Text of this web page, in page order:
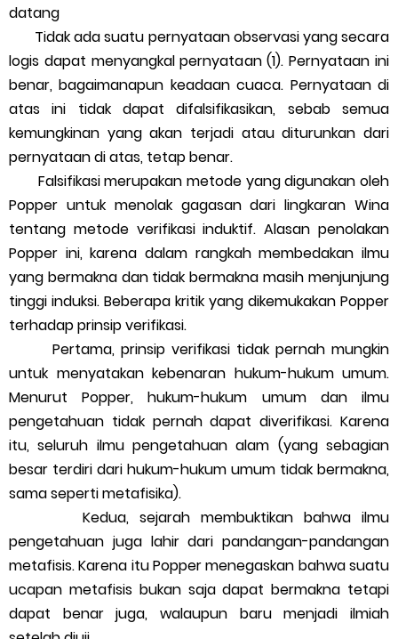
datang
Tidak ada suatu pernyataan observasi yang secara
logis dapat menyangkal pernyataan (1). Pernyataan ini
benar, bagaimanapun keadaan cuaca. Pernyataan di
atas ini tidak dapat difalsifikasikan, sebab semua
kemungkinan yang akan terjadi atau diturunkan dari
pernyataan di atas, tetap benar.
Falsifikasi merupakan metode yang digunakan oleh
Popper untuk menolak gagasan dari lingkaran Wina
tentang metode verifikasi induktif. Alasan penolakan
Popper ini, karena dalam rangkah membedakan ilmu
yang bermakna dan tidak bermakna masih menjunjung
tinggi induksi. Beberapa kritik yang dikemukakan Popper
terhadap prinsip verifikasi.
Pertama, prinsip verifikasi tidak pernah mungkin
untuk menyatakan kebenaran hukum-hukum umum.
Menurut Popper, hukum-hukum umum dan ilmu
pengetahuan tidak pernah dapat diverifikasi. Karena
itu, seluruh ilmu pengetahuan alam (yang sebagian
besar terdiri dari hukum-hukum umum tidak bermakna,
sama seperti metafisika).
Kedua, sejarah membuktikan bahwa ilmu
pengetahuan juga lahir dari pandangan-pandangan
metafisis. Karena itu Popper menegaskan bahwa suatu
ucapan metafisis bukan saja dapat bermakna tetapi
dapat benar juga, walaupun baru menjadi ilmiah